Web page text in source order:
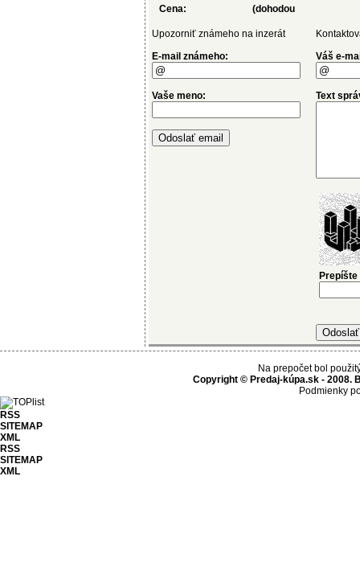
Cena: (dohodou
Upozorniť známeho na inzerát
E-mail známeho:
Vaše meno:
Váš e-
Text
Na prepočet bol
Copyright © Predaj-kúpa.sk - 2008.
Podmienky
RSS
SITEMAP
XML
RSS
SITEMAP
XML